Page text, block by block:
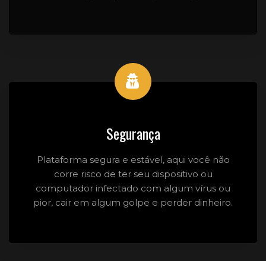
Segurança
Plataforma segura e estável, aqui você não
corre risco de ter seu dispositivo ou
computador infectado com algum vírus ou
pior, cair em algum golpe e perder dinheiro.